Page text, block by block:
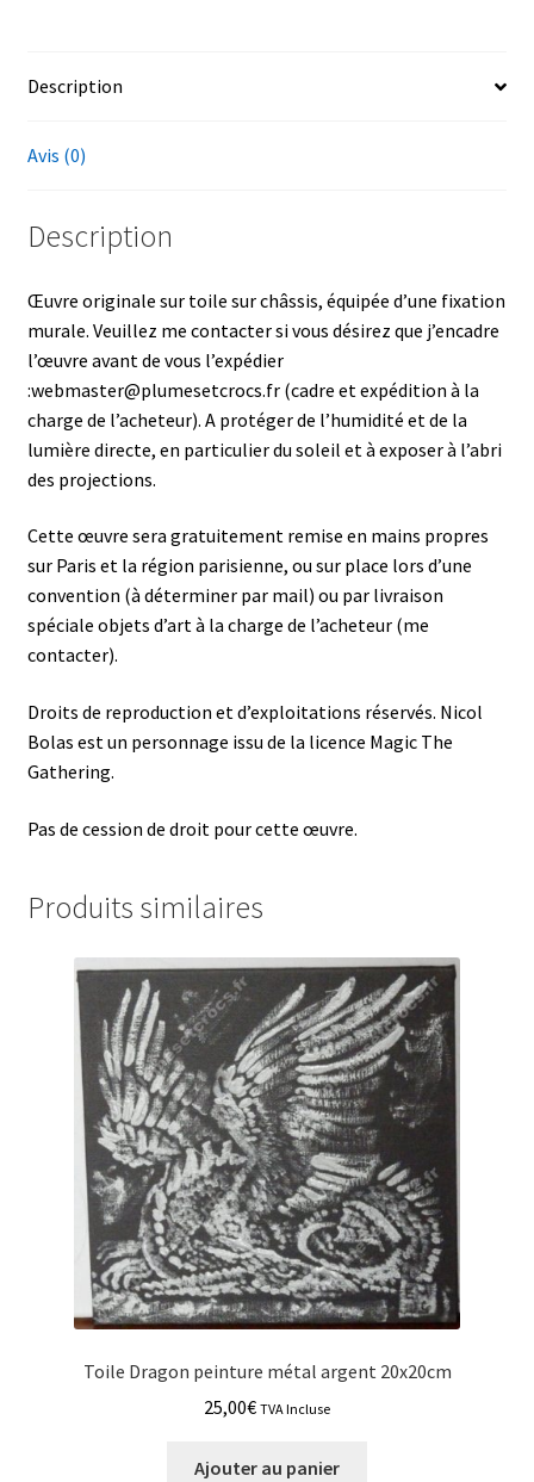
Description
Avis (0)
Description
Œuvre originale sur toile sur châssis, équipée d’une fixation
murale. Veuillez me contacter si vous désirez que j’encadre
l’œuvre avant de vous l’expédier
:webmaster@plumesetcrocs.fr (cadre et expédition à la
charge de l’acheteur). A protéger de l’humidité et de la
lumière directe, en particulier du soleil et à exposer à l’abri
des projections.
Cette œuvre sera gratuitement remise en mains propres
sur Paris et la région parisienne, ou sur place lors d’une
convention (à déterminer par mail) ou par livraison
spéciale objets d’art à la charge de l’acheteur (me
contacter).
Droits de reproduction et d’exploitations réservés. Nicol
Bolas est un personnage issu de la licence Magic The
Gathering.
Pas de cession de droit pour cette œuvre.
Produits similaires
Toile Dragon peinture métal argent 20x20cm
25,00€ TVA Incluse
Ajouter au panier